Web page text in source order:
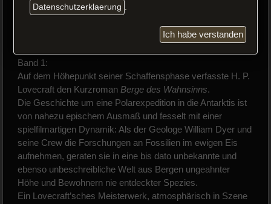
Band 1:
Auf dem Höhepunkt seiner Schaffensphase verfasste H. P.
Lovecraft den Kurzroman Berge des Wahnsinns.
Die Geschichte um eine Polarexpedition in die Antarktis ist
von nahezu epischem Ausmaß und fesselt mit einer
spielfilmartigen Dynamik: Als der Geologe William Dyer und
seine Crew die Forschungen an Fossilien im ewigen Eis
aufnehmen, geraten sie in eine bis dato unbekannte und
ebenso unbeschreibliche Welt aus Bergen ungeahnter
Höhe und Bewohnern nie entdeckter Spezies.
Ein Lovecraft’sches Meisterwerk, atmosphärisch in Szene
Datenschutzerklaerung
Ich habe verstanden